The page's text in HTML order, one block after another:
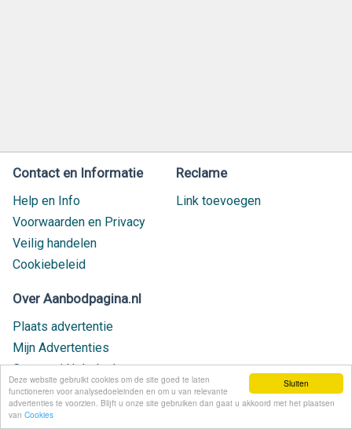
Sluiten
Deze website gebruikt cookies om de site goed te laten
functioneren voor analysedoeleinden en om u van relevante
advertenties te voorzien. Blijft u onze site gebruiken dan gaat u akkoord met het plaatsen
van Cookies
Contact en Informatie
Help en Info
Voorwaarden en Privacy
Veilig handelen
Cookiebeleid
Reclame
Link toevoegen
Over Aanbodpagina.nl
Plaats advertentie
Mijn Advertenties
Contact / Helpdesk
Nieuw geplaatst